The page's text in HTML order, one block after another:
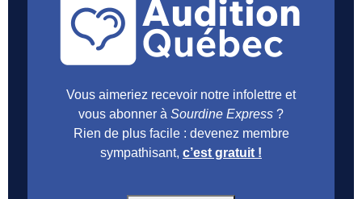
Vous aimeriez recevoir notre infolettre et
vous abonner à Sourdine Express ?
Rien de plus facile : devenez membre
sympathisant, c’est gratuit !